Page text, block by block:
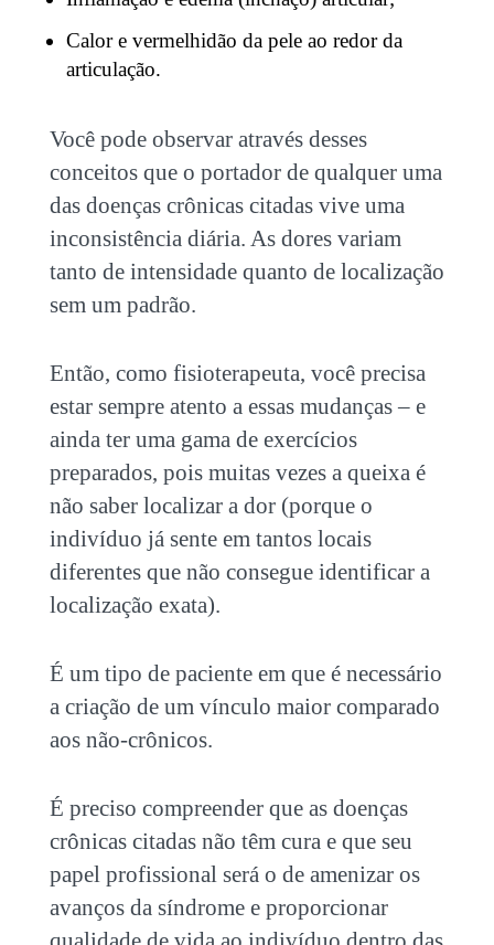
Calor e vermelhidão da pele ao redor da
articulação.
Você pode observar através desses
conceitos que o portador de qualquer uma
das doenças crônicascitadas vive uma
inconsistência diária. As dores variam
tanto de intensidade quanto de localização
sem um padrão.
Então, como fisioterapeuta, você precisa
estar sempre atento a essas mudanças – e
ainda ter uma gama de exercícios
preparados, pois muitas vezes a queixa é
não saber localizar a dor (porque o
indivíduo já sente em tantos locais
diferentes que não consegue identificar a
localização exata).
É um tipo de paciente em que é necessário
a criação de um vínculo maior comparado
aos não-crônicos.
É preciso compreender que as doenças
crônicascitadas não têm cura e que seu
papel profissional será o de amenizar os
avanços da síndrome e proporcionar